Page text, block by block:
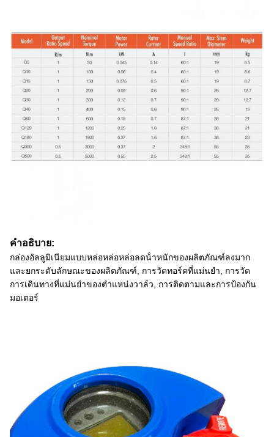
คําอธิบาย:
กล่องอัลลูมิเนียมแบบหล่อหล่อหล่อลดน้ําหนักของผลิตภัณฑ์ลงมาก
และยกระดับลักษณะของผลิตภัณฑ์, การวัดทอร์คที่แม่นยํา, การวัด
การเดินทางที่แม่นยําของตําแหน่งวาล์ว, การติดตามและการป้องกัน
มอเตอร์